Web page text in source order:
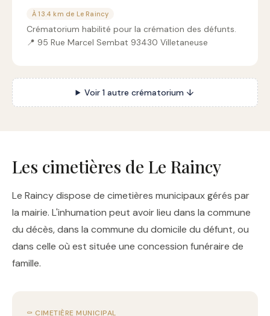
À 13.4 km de Le Raincy
Crématorium habilité pour la crémation des défunts.
📍 95 Rue Marcel Sembat 93430 Villetaneuse
Voir 1 autre crématorium ↓
Les cimetières de Le Raincy
Le Raincy dispose de cimetières municipaux gérés par
la mairie. L'inhumation peut avoir lieu dans la commune
du décès, dans la commune du domicile du défunt, ou
dans celle où est située une concession funéraire de
famille.
⚰️ CIMETIÈRE MUNICIPAL